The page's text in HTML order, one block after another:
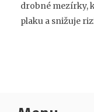
drobné mezírky,
plaku a snižuje